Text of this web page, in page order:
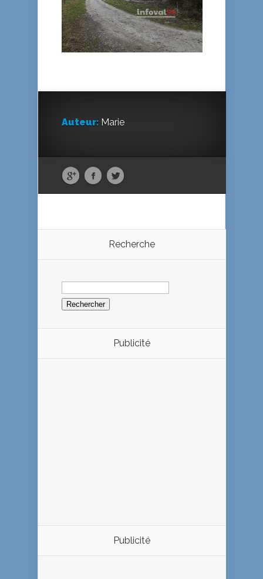
Auteur: Marie
Recherche
Rechercher :
Publicité
Publicité